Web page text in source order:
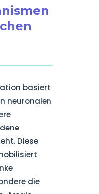
basiert
neuronalen
Diese
die